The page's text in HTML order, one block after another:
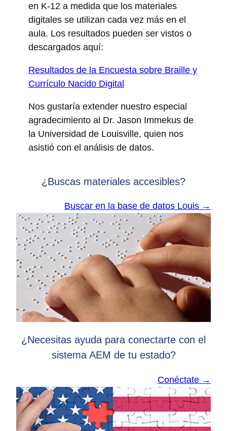
en K-12 a medida que los materiales
digitales se utilizan cada vez más en el
aula. Los resultados pueden ser vistos o
descargados aquí:
Resultados de la Encuesta sobre Braille y
Currículo Nacido Digital
Nos gustaría extender nuestro especial
agradecimiento al Dr. Jason Immekus de
la Universidad de Louisville, quien nos
asistió con el análisis de datos.
¿Buscas materiales accesibles?
Buscar en la base de datos Louis →
¿Necesitas ayuda para conectarte con el
sistema AEM de tu estado?
Conéctate →